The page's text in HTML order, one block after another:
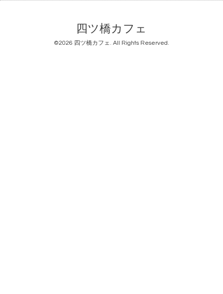
四ツ橋カフェ
©2026 四ツ橋カフェ. All Rights Reserved.